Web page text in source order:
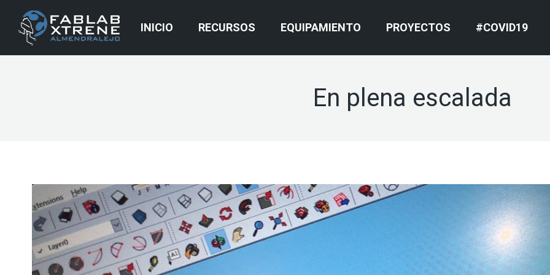
INICIO RECURSOS EQUIPAMIENTO PROYECTOS #COVID19
En plena escalada